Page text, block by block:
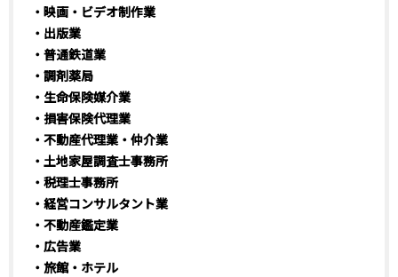
・映画・ビデオ制作業
・出版業
・普通鉄道業
・調剤薬局
・生命保険媒介業
・損害保険代理業
・不動産代理業・仲介業
・土地家屋調査士事務所
・税理士事務所
・経営コンサルタント業
・不動産鑑定業
・広告業
・旅館・ホテル